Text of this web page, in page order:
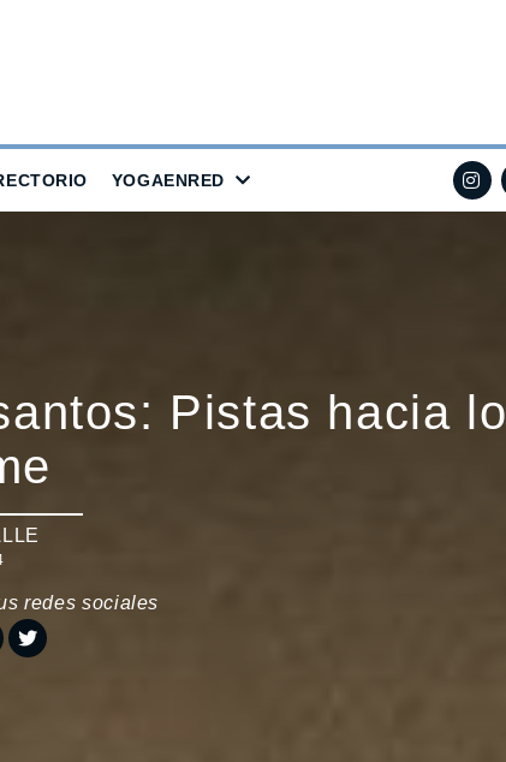
YOGAENRED
Pistas hacia lo
redes sociales